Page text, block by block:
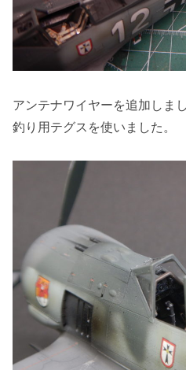
アンテナワイヤーを追加しま
釣り用テグスを使いました。